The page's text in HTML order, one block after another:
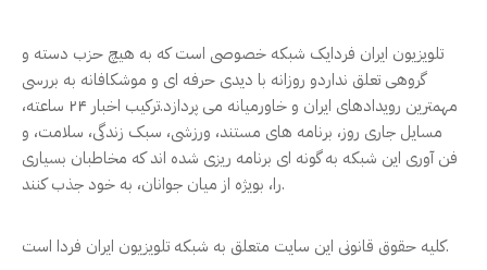
تلویزیون ایران فردایک شبکه خصوصی است که به هیچ حزب دسته و
گروهی تعلق نداردو روزانه با دیدی حرفه ای و موشکافانه به بررسی
مهمترین رویدادهای ایران و خاورمیانه می پردازد.ترکیب اخبار ۲۴ ساعته،
مسایل جاری روز، برنامه های مستند، ورزشی، سبک زندگی، سلامت، و
فن آوری این شبکه به گونه ای برنامه ریزی شده اند که مخاطبان بسیاری
را، بویژه از میان جوانان، به خود جذب کنند.
کلیه حقوق قانونی این سایت متعلق به شبکه تلویزیون ایران فردا است.